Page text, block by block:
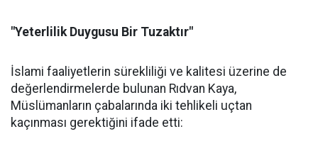
"Yeterlilik Duygusu Bir Tuzaktır"
İslami faaliyetlerin sürekliliği ve kalitesi üzerine de
değerlendirmelerde bulunan Rıdvan Kaya,
Müslümanların çabalarında iki tehlikeli uçtan
kaçınması gerektiğini ifade etti: